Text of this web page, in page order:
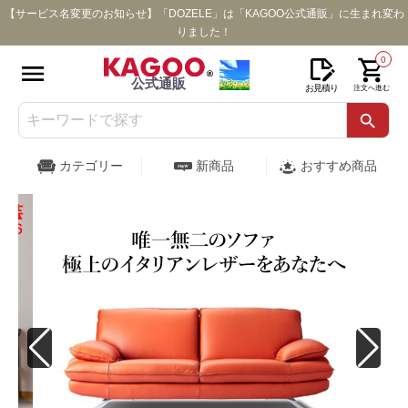
【サービス名変更のお知らせ】「DOZELE」は「KAGOO公式通販」に生まれ変わ
りました！
公式通販 お見積り
0
注文へ進む
カテゴリー 新商品 おすすめ商品